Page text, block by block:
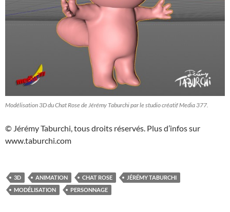
Modélisation 3D du Chat Rose de Jérémy Taburchi par le studio créatif Media 377.
© Jérémy Taburchi, tous droits réservés. Plus d’infos sur
www.taburchi.com
3D ANIMATION CHAT ROSE
JÉRÉMY TABURCHI
MODÉLISATION
PERSONNAGE